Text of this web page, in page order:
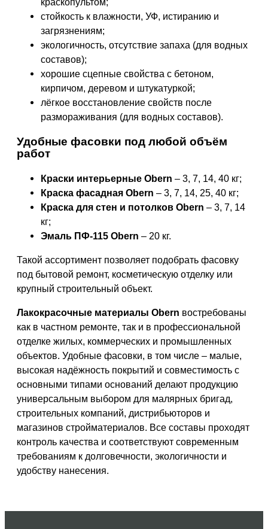
стойкость к влажности, УФ, истиранию и
загрязнениям;
экологичность, отсутствие запаха (для водных
составов);
хорошие сцепные свойства с бетоном,
кирпичом, деревом и штукатуркой;
лёгкое восстановление свойств после
размораживания (для водных составов).
Удобные фасовки под любой объём
работ
Краски интерьерные Obern – 3, 7, 14, 40 кг;
Краска фасадная Obern – 3, 7, 14, 25, 40 кг;
Краска для стен и потолков Obern – 3, 7, 14
кг;
Эмаль ПФ-115 Obern – 20 кг.
Такой ассортимент позволяет подобрать фасовку
под бытовой ремонт, косметическую отделку или
крупный строительный объект.
Лакокрасочные материалы Obern востребованы
как в частном ремонте, так и в профессиональной
отделке жилых, коммерческих и промышленных
объектов. Удобные фасовки, в том числе – малые,
высокая надёжность покрытий и совместимость с
основными типами оснований делают продукцию
универсальным выбором для малярных бригад,
строительных компаний, дистрибьюторов и
магазинов стройматериалов. Все составы проходят
контроль качества и соответствуют современным
требованиям к долговечности, экологичности и
удобству нанесения.